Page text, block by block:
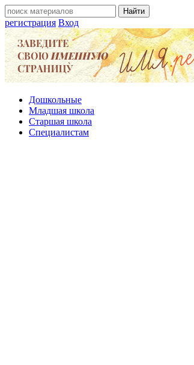
регистрация Вход
Дошкольные
Младшая школа
Старшая школа
Специалистам